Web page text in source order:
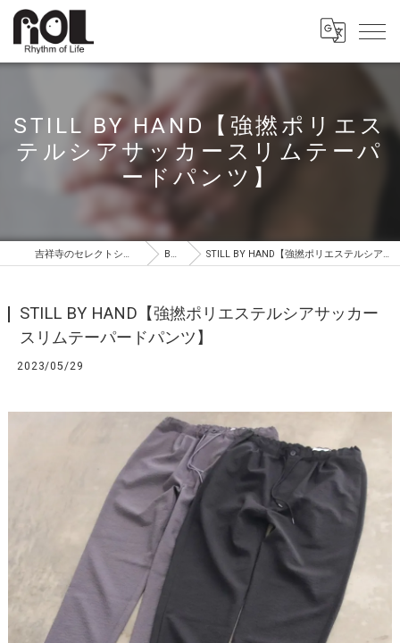
STILL BY HAND【強撚ポリエス
テルシアサッカースリムテーパ
ードパンツ】
吉祥寺のセレクトショップはROL（ロル） BLOG STILL BY HAND【強撚ポリエステルシアサッカースリムテーパードパンツ】
STILL BY HAND【強撚ポリエステルシアサッカー
スリムテーパードパンツ】
2023/05/29